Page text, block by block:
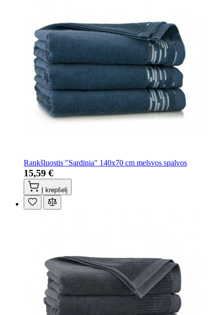
Rankšluostis "Sardinia" 140x70 cm melsvos spalvos
15,59 €
Į krepšelį